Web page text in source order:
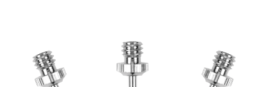
Minimale afname: 200